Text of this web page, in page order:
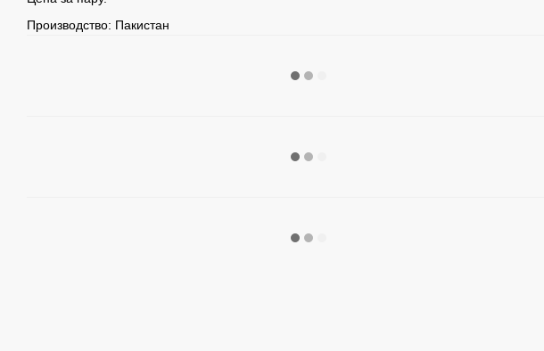
Производство: Пакистан